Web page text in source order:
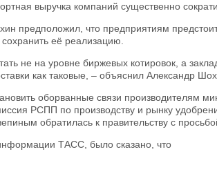
выручка компаний существенно
предположил, что предприятиям
её реализацию.
не на уровне биржевых котировок, а
как таковые, – объяснил Александр
оборванные связи производителям
РСПП по производству и рынку
обратилась к правительству с
ТАСС, было сказано, что